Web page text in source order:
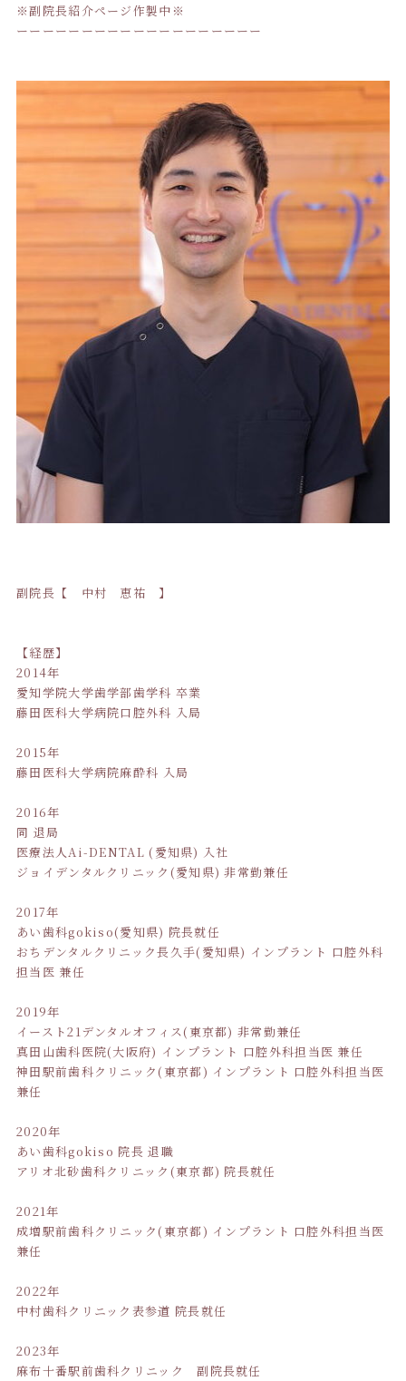
※副院長紹介ページ作製中※
ーーーーーーーーーーーーーーーーーーー
副院長【 中村 恵祐 】
【経歴】
2014年
愛知学院大学歯学部歯学科 卒業
藤田医科大学病院口腔外科 入局
2015年
藤田医科大学病院麻酔科 入局
2016年
同 退局
医療法人Ai-DENTAL (愛知県) 入社
ジョイデンタルクリニック(愛知県) 非常勤兼任
2017年
あい歯科gokiso(愛知県) 院長就任
おちデンタルクリニック長久手(愛知県) インプラント 口腔外科
担当医 兼任
2019年
イースト21デンタルオフィス(東京都) 非常勤兼任
真田山歯科医院(大阪府) インプラント 口腔外科担当医 兼任
神田駅前歯科クリニック(東京都) インプラント 口腔外科担当医
兼任
2020年
あい歯科gokiso 院長 退職
アリオ北砂歯科クリニック(東京都) 院長就任
2021年
成増駅前歯科クリニック(東京都) インプラント 口腔外科担当医
兼任
2022年
中村歯科クリニック表参道 院長就任
2023年
麻布十番駅前歯科クリニック 副院長就任